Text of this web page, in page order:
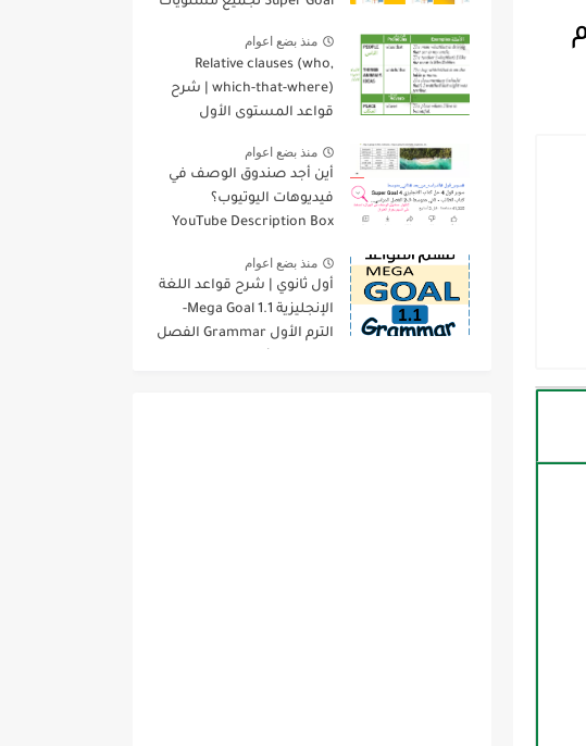
منذ بضع اعوام
Relative clauses (who,
which-that-where) | شرح
قواعد المستوى الأول
منذ بضع اعوام
أين أجد صندوق الوصف في
فيديوهات اليوتيوب؟
YouTube Description Box
منذ بضع اعوام
أول ثانوي | شرح قواعد اللغة
الإنجليزية 1.1 Mega Goal-
الترم الأول Grammar الفصل